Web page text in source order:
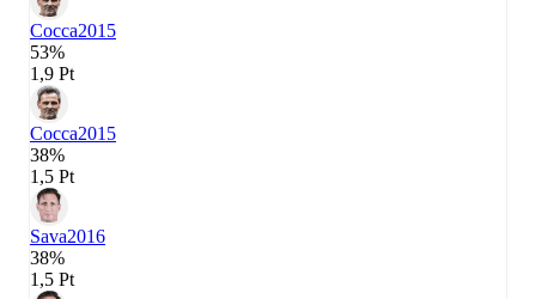
Cocca2015
53%
1,9 Pt
Cocca2015
38%
1,5 Pt
Sava2016
38%
1,5 Pt